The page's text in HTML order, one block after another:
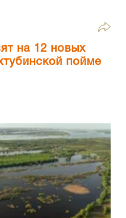
на 12 новых
пойме